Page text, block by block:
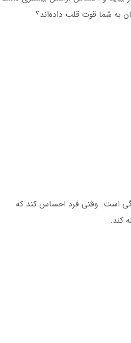
به شما قوت قلب داده‌اند؟
است. وقتی فرد احساس کند که
کند.